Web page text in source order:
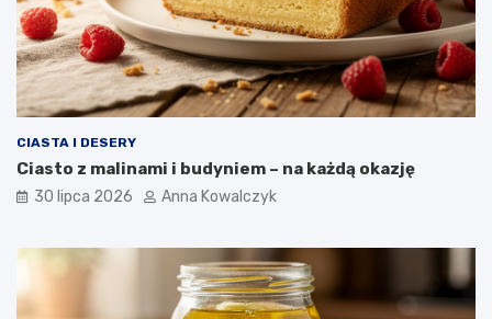
CIASTA I DESERY
Ciasto z malinami i budyniem – na każdą okazję
30 lipca 2026 Anna Kowalczyk